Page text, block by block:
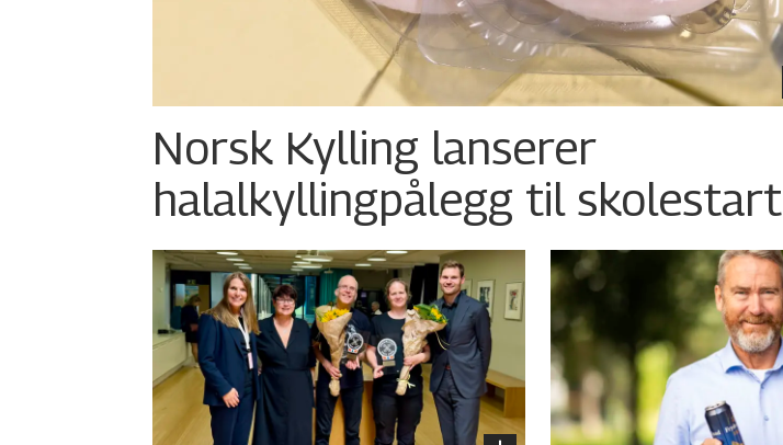
Norsk Kylling lanserer
halalkylling­pålegg til skolestart